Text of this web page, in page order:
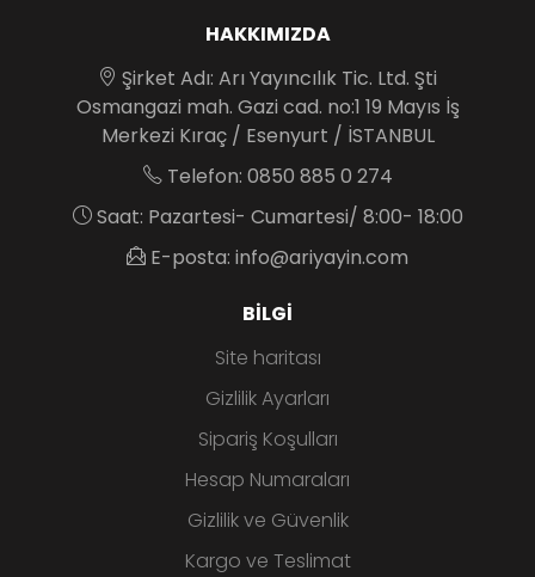
HAKKIMIZDA
Şirket Adı: Arı Yayıncılık Tic. Ltd. Şti
Osmangazi mah. Gazi cad. no:1 19 Mayıs İş
Merkezi Kıraç / Esenyurt / İSTANBUL
Telefon: 0850 885 0 274
Saat: Pazartesi- Cumartesi/ 8:00- 18:00
E-posta: info@ariyayin.com
BILGI
Site haritası
Gizlilik Ayarları
Sipariş Koşulları
Hesap Numaraları
Gizlilik ve Güvenlik
Kargo ve Teslimat